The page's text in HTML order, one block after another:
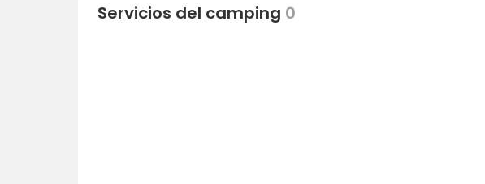
vino local, la Quinta da Colina dos Moutinhos es su
base
Servicios del camping 0